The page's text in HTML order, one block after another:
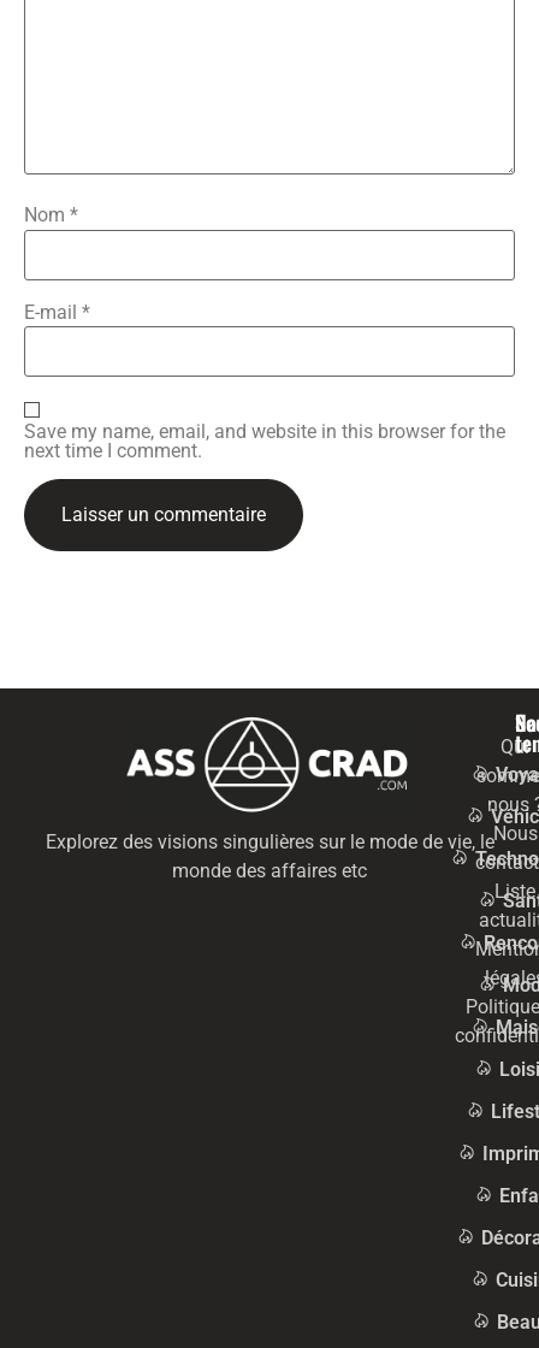
Nom *
E-mail *
Save my name, email, and website in this browser for the
next time I comment.
Explorez des visions singulières sur le mode de vie, le
monde des affaires etc
Qui
nous
Nous
Liste